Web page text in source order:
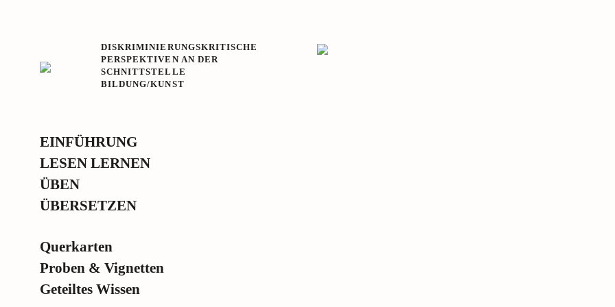
DISKRIMINIERUNGSKRITISCHE
PERSPEKTIVEN AN DER
SCHNITTSTELLE
BILDUNG/KUNST
EINFÜHRUNG
LESEN LERNEN
ÜBEN
ÜBERSETZEN
Querkarten
Proben & Vignetten
Geteiltes Wissen